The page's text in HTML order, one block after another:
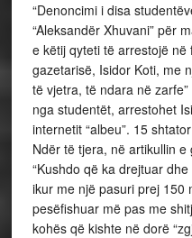
“Denoncimi i disa
“Aleksandër Xhuvani” për
e këtij qyteti të arrestojë
gazetarisë, Isidor Koti, me
të vjetra, të ndara në
nga studentët, arrestohet
internetit “albeu”. 15
Ndër të tjera, në artikullin e
“Kushdo që ka drejtuar
ikur me një pasuri prej 150
pesëfishuar më pas me
kohës që kishte në dorë